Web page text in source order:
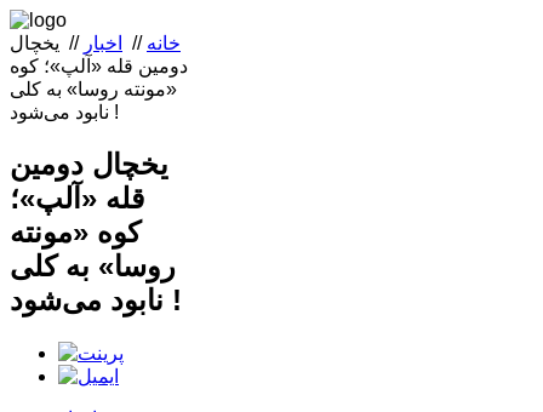
خانه // اخبار // یخچال
دومین قله «آلپ»؛ کوه
«مونته روسا» به کلی
نابود می‌شود !‌
یخچال دومین
قله «آلپ»؛
کوه «مونته
روسا» به کلی
نابود می‌شود !‌